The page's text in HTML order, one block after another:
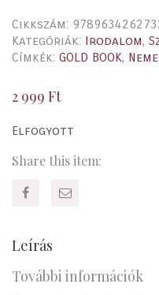
Cikkszám:
Kategóriák: Irodalom,
Címkék: GOLD BOOK,
2 999 Ft
Elfogyott
Share this item:
Leírás
További információk